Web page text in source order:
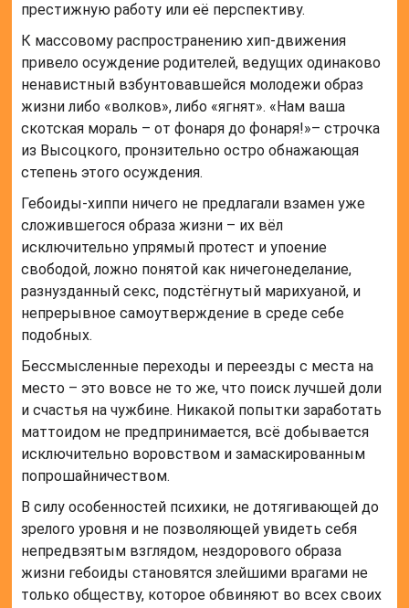
престижную работу или её перспективу.
К массовому распространению хип-движения
привело осуждение родителей, ведущих одинаково
ненавистный взбунтовавшейся молодежи образ
жизни либо «волков», либо «ягнят». «Нам ваша
скотская мораль – от фонаря до фонаря!»– строчка
из Высоцкого, пронзительно остро обнажающая
степень этого осуждения.
Гебоиды-хиппи ничего не предлагали взамен уже
сложившегося образа жизни – их вёл
исключительно упрямый протест и упоение
свободой, ложно понятой как ничегонеделание,
разнузданный секс, подстёгнутый марихуаной, и
непрерывное самоутверждение в среде себе
подобных.
Бессмысленные переходы и переезды с места на
место – это вовсе не то же, что поиск лучшей доли
и счастья на чужбине. Никакой попытки заработать
маттоидом не предпринимается, всё добывается
исключительно воровством и замаскированным
попрошайничеством.
В силу особенностей психики, не дотягивающей до
зрелого уровня и не позволяющей увидеть себя
непредвзятым взглядом, нездорового образа
жизни гебоиды становятся злейшими врагами не
только обществу, которое обвиняют во всех своих